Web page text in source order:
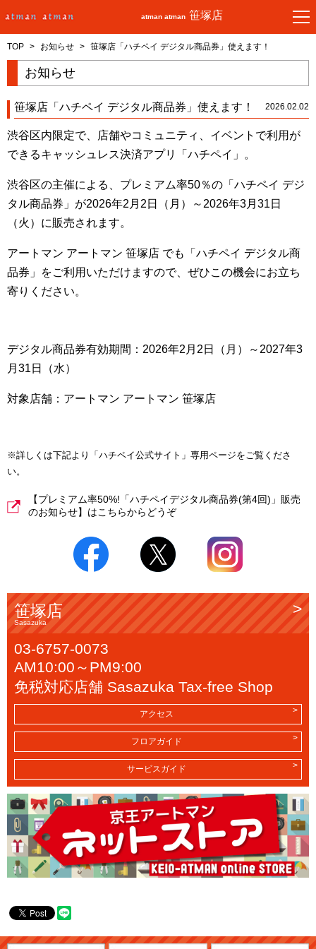
atman atman 笹塚店
TOP > お知らせ > 笹塚店「ハチペイ デジタル商品券」使えます！
お知らせ
笹塚店「ハチペイ デジタル商品券」使えます！ 2026.02.02
渋谷区内限定で、店舗やコミュニティ、イベントで利用が
できるキャッシュレス決済アプリ「ハチペイ」。
渋谷区の主催による、プレミアム率50％の「ハチペイ デジ
タル商品券」が2026年2月2日（月）～2026年3月31日
（火）に販売されます。
アートマン アートマン 笹塚店 でも「ハチペイ デジタル商
品券」をご利用いただけますので、ぜひこの機会にお立ち
寄りください。
デジタル商品券有効期間：2026年2月2日（月）～2027年3
月31日（水）
対象店舗：アートマン アートマン 笹塚店
※詳しくは下記より「ハチペイ公式サイト」専用ページをご覧くださ
い。
【プレミアム率50%!「ハチペイデジタル商品券(第4回)」販売
のお知らせ】はこちらからどうぞ
笹塚店
Sasazuka
03-6757-0073
AM10:00～PM9:00
免税対応店舗 Sasazuka Tax-free Shop
アクセス
フロアガイド
サービスガイド